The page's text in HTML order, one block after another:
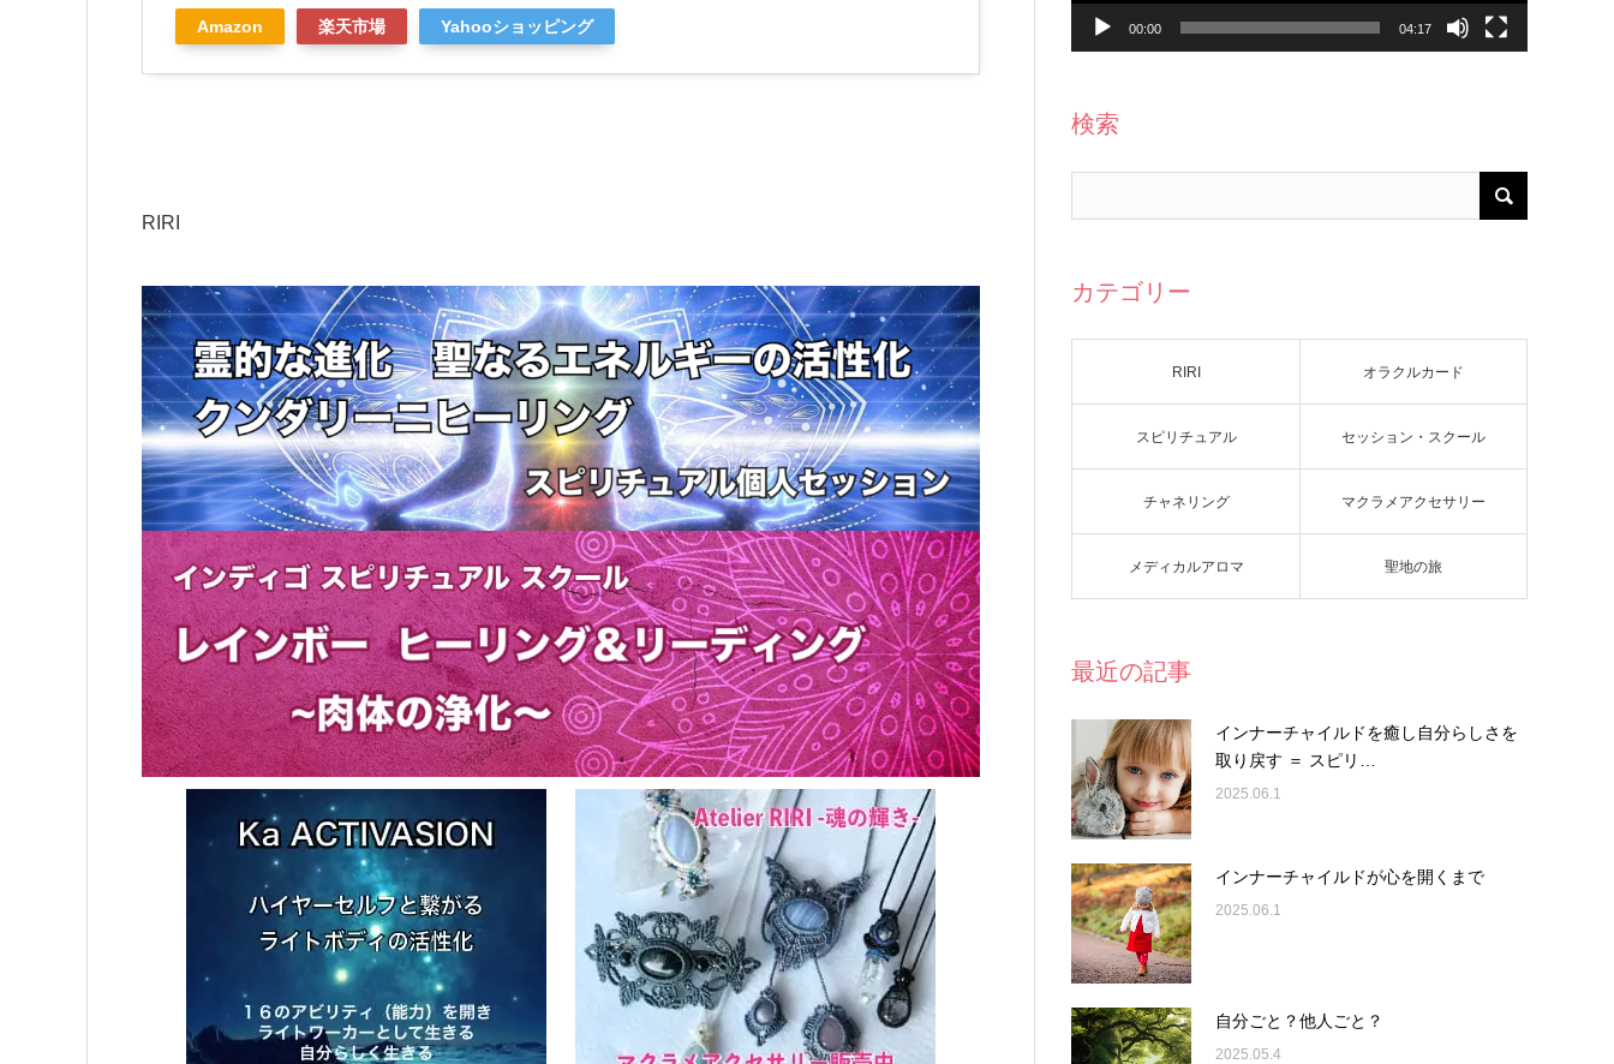
Amazon 楽天市場 Yahooショッピング
RIRI
00:00 04:17
検索
カテゴリー
RIRI オラクルカード
スピリチュアル セッション・スクール
チャネリング マクラメアクセサリー
メディカルアロマ 聖地の旅
最近の記事
インナーチャイルドを癒し自分らしさを
取り戻す ＝ スピリ…
2025.06.1
インナーチャイルドが心を開くまで
2025.06.1
自分ごと？他人ごと？
2025.05.4